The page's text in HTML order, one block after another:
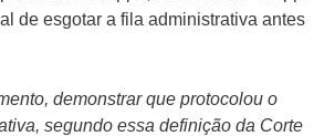
de esgotar a fila administrativa antes
demonstrar que protocolou o
segundo essa definição da Corte